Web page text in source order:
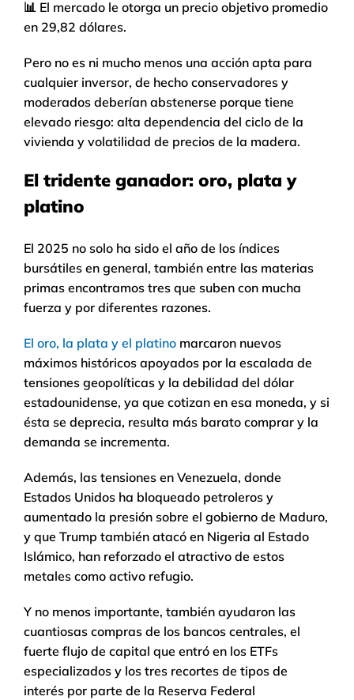
📊 El mercado le otorga un precio objetivo promedio
en 29,82 dólares.
Pero no es ni mucho menos una acción apta para
cualquier inversor, de hecho conservadores y
moderados deberían abstenerse porque tiene
elevado riesgo: alta dependencia del ciclo de la
vivienda y volatilidad de precios de la madera.
El tridente ganador: oro, plata y
platino
El 2025 no solo ha sido el año de los índices
bursátiles en general, también entre las materias
primas encontramos tres que suben con mucha
fuerza y por diferentes razones.
El oro, la plata y el platino marcaron nuevos
máximos históricos apoyados por la escalada de
tensiones geopolíticas y la debilidad del dólar
estadounidense, ya que cotizan en esa moneda, y si
ésta se deprecia, resulta más barato comprar y la
demanda se incrementa.
Además, las tensiones en Venezuela, donde
Estados Unidos ha bloqueado petroleros y
aumentado la presión sobre el gobierno de Maduro,
y que Trump también atacó en Nigeria al Estado
Islámico, han reforzado el atractivo de estos
metales como activo refugio.
Y no menos importante, también ayudaron las
cuantiosas compras de los bancos centrales, el
fuerte flujo de capital que entró en los ETFs
especializados y los tres recortes de tipos de
interés por parte de la Reserva Federal